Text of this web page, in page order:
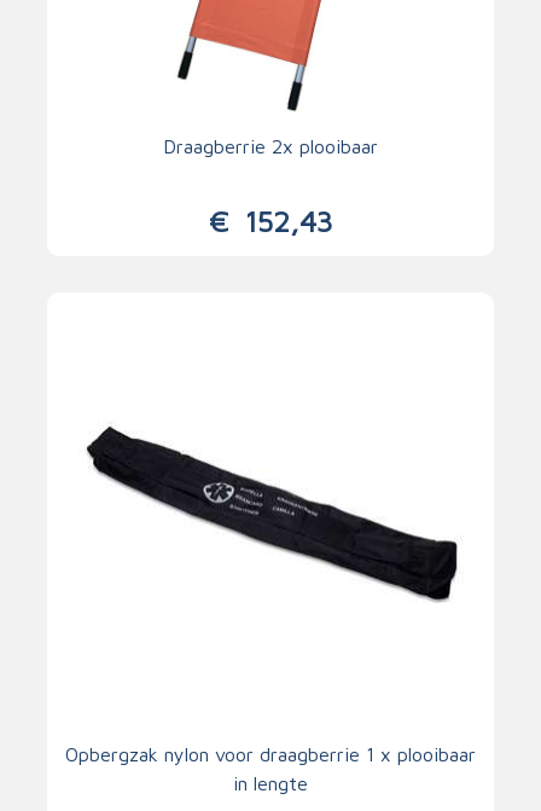
Draagberrie 2x plooibaar
€152,43
Opbergzak nylon voor draagberrie 1 x plooibaar
in lengte